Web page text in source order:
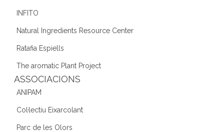
INFITO
Natural Ingredients Resource Center
Ratafia Espiells
The aromatic Plant Project
ASSOCIACIONS
ANIPAM
Col·lectiu Eixarcolant
Parc de les Olors